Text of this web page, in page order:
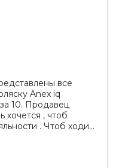
все
Anex iq
10. Продавец
. Чтоб ходить